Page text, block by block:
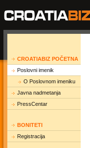
CROATIABIZ POČETNA
Poslovni imenik
O Poslovnom imeniku
Javna nadmetanja
PressCentar
BONITETI
Registracija